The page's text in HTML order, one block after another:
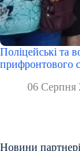
Поліцейські та
прифронтового
06 Серпня
Новини